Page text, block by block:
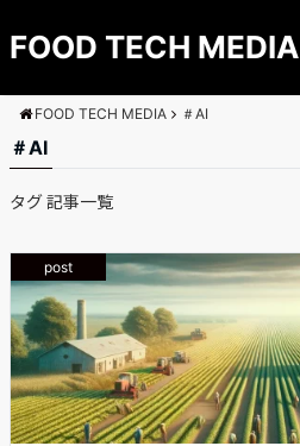
FOOD TECH MEDIA
FOOD TECH MEDIA ＃AI
＃AI
タグ 記事一覧
post